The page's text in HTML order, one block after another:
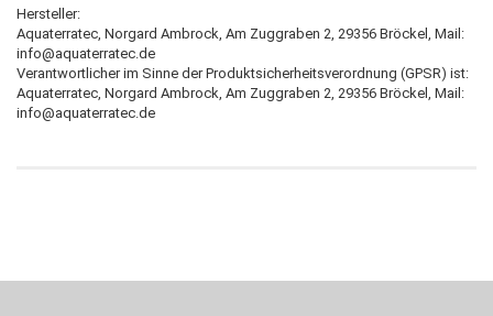
Hersteller:
Aquaterratec, Norgard Ambrock, Am Zuggraben 2, 29356 Bröckel, Mail:
info@aquaterratec.de
Verantwortlicher im Sinne der Produktsicherheitsverordnung (GPSR) ist:
Aquaterratec, Norgard Ambrock, Am Zuggraben 2, 29356 Bröckel, Mail:
info@aquaterratec.de